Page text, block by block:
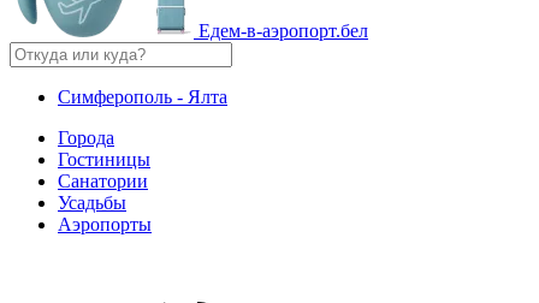
Едем-в-аэропорт.бел
Симферополь - Ялта
Города
Гостиницы
Санатории
Усадьбы
Аэропорты